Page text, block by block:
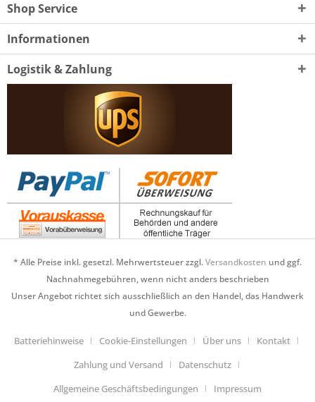
Shop Service
Informationen
Logistik & Zahlung
* Alle Preise inkl. gesetzl. Mehrwertsteuer zzgl.Versandkosten und ggf.
Nachnahmegebühren, wenn nicht anders beschrieben
Unser Angebot richtet sich ausschließlich an den Handel, das Handwerk
und Gewerbe.
Batteriehinweise Cookie-Einstellungen Über uns
Kontakt
Zahlung und Versand
Datenschutz
Allgemeine Geschäftsbedingungen
Impressum